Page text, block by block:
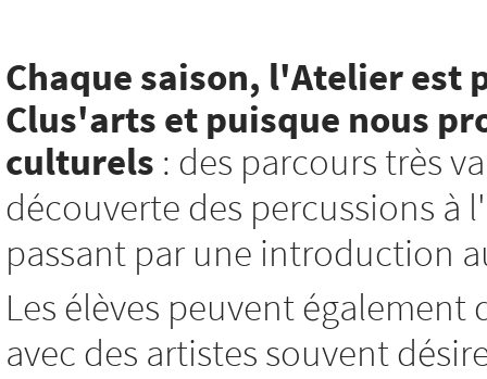
Chaque saison, l'Atelier
Clus'arts et puisque nous
culturels : des parcours très
découverte des percussions
passant par une introduction
Les élèves peuvent
avec des artistes souvent